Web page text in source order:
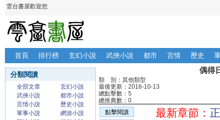
雲台書屋歡迎您
首頁 排行榜 玄幻小說 武俠小說 都市 言情 歷史
分類閱讀
全部文章
玄幻小說
武俠小說
都市小說
言情小說
歷史小說
軍事小說
網游小說
偶得
類 別：其他類型
最後更新：2016-10-13
總點擊數：5
總推薦數：0
點擊閱讀
最新章節：